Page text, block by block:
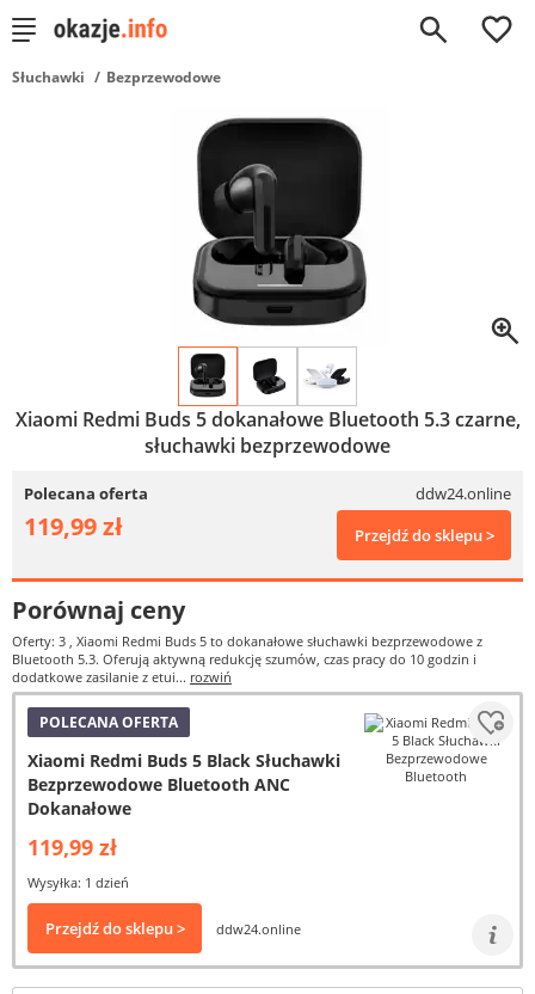
0
Słuchawki Bezprzewodowe
Xiaomi Redmi Buds 5 dokanałowe Bluetooth 5.3 czarne,
słuchawki bezprzewodowe
Polecana oferta ddw24.online
119,99 zł Przejdź do sklepu >
Porównaj ceny
Oferty: 3 , Xiaomi Redmi Buds 5 to dokanałowe słuchawki bezprzewodowe z
Bluetooth 5.3. Oferują aktywną redukcję szumów, czas pracy do 10 godzin i
dodatkowe zasilanie z etui... rozwiń
POLECANA OFERTA
Xiaomi Redmi Buds 5 Black Słuchawki
Bezprzewodowe Bluetooth ANC
Dokanałowe
119,99 zł
Wysyłka: 1 dzień
Przejdź do sklepu > ddw24.online